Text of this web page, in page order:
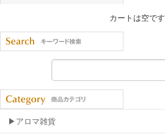
カートは空です
▶アロマ雑貨